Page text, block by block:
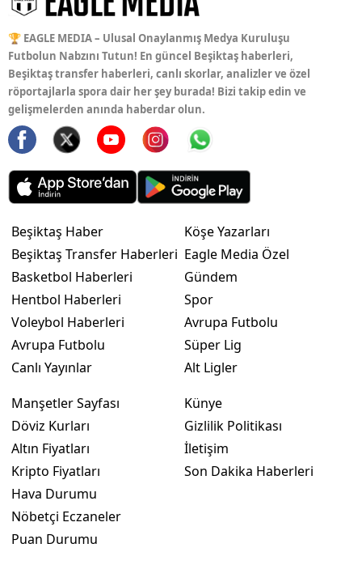
🏆 EAGLE MEDIA – Ulusal Onaylanmış Medya Kuruluşu
Futbolun Nabzını Tutun! En güncel Beşiktaş haberleri,
Beşiktaş transfer haberleri, canlı skorlar, analizler ve özel
röportajlarla spora dair her şey burada! Bizi takip edin ve
gelişmelerden anında haberdar olun.
Beşiktaş Haber
Beşiktaş Transfer Haberleri
Basketbol Haberleri
Hentbol Haberleri
Voleybol Haberleri
Avrupa Futbolu
Canlı Yayınlar
Köşe Yazarları
Eagle Media Özel
Gündem
Spor
Avrupa Futbolu
Süper Lig
Alt Ligler
Manşetler Sayfası
Döviz Kurları
Altın Fiyatları
Kripto Fiyatları
Hava Durumu
Nöbetçi Eczaneler
Puan Durumu
Künye
Gizlilik Politikası
İletişim
Son Dakika Haberleri